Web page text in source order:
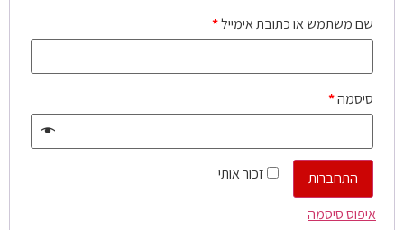
שם משתמש או כתובת אימייל*
סיסמה*
זכור אותי
התחברות
איפוס סיסמה